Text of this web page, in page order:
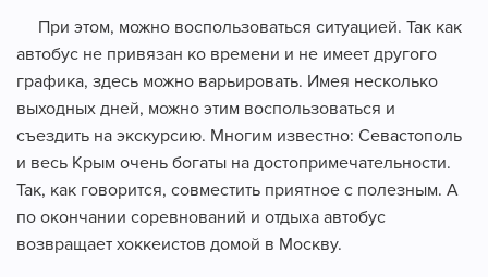
При этом, можно воспользоваться ситуацией. Так как
автобус не привязан ко времени и не имеет другого
графика, здесь можно варьировать. Имея несколько
выходных дней, можно этим воспользоваться и
съездить на экскурсию. Многим известно: Севастополь
и весь Крым очень богаты на достопримечательности.
Так, как говорится, совместить приятное с полезным. А
по окончании соревнований и отдыха автобус
возвращает хоккеистов домой в Москву.